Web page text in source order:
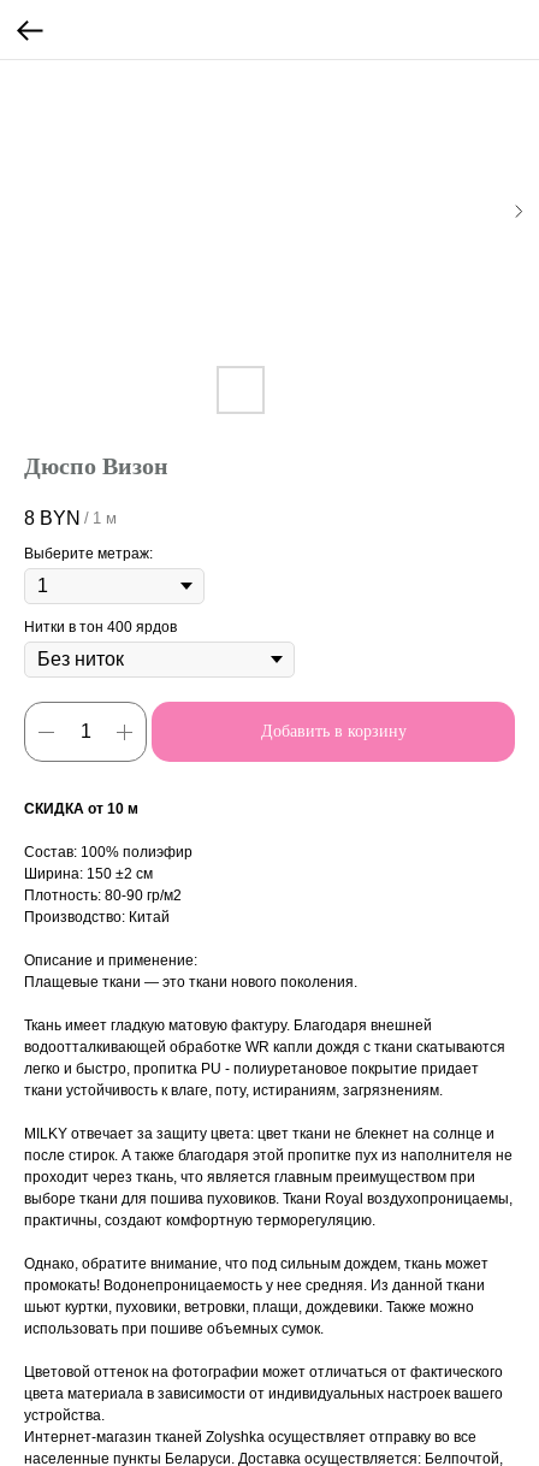
Дюспо Визон
8 BYN / 1 м
Выберите метраж:
Нитки в тон 400 ярдов
Добавить в корзину
СКИДКА от 10 м
Состав: 100% полиэфир
Ширина: 150 ±2 см
Плотность: 80-90 гр/м2
Производство: Китай
Описание и применение:
Плащевые ткани — это ткани нового поколения.
Ткань имеет гладкую матовую фактуру. Благодаря внешней
водоотталкивающей обработке WR капли дождя с ткани скатываются
легко и быстро, пропитка PU - полиуретановое покрытие придает
ткани устойчивость к влаге, поту, истираниям, загрязнениям.
MILKY отвечает за защиту цвета: цвет ткани не блекнет на солнце и
после стирок. А также благодаря этой пропитке пух из наполнителя не
проходит через ткань, что является главным преимуществом при
выборе ткани для пошива пуховиков. Ткани Royal воздухопроницаемы,
практичны, создают комфортную терморегуляцию.
Однако, обратите внимание, что под сильным дождем, ткань может
промокать! Водонепроницаемость у нее средняя. Из данной ткани
шьют куртки, пуховики, ветровки, плащи, дождевики. Также можно
использовать при пошиве объемных сумок.
Цветовой оттенок на фотографии может отличаться от фактического
цвета материала в зависимости от индивидуальных настроек вашего
устройства.
Интернет-магазин тканей Zolyshka осуществляет отправку во все
населенные пункты Беларуси. Доставка осуществляется: Белпочтой,